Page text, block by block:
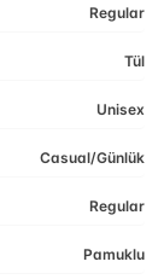
Regular
Tül
Unisex
Casual/Günlük
Regular
Pamuklu